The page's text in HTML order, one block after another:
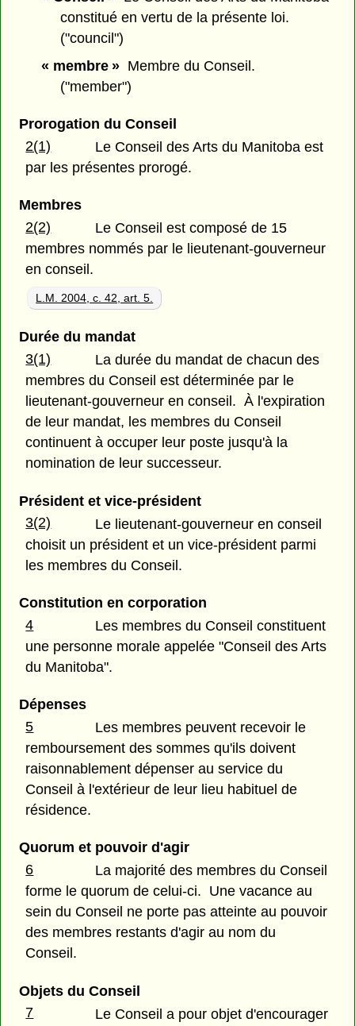
constitué en vertu de la présente loi.
("council")
« membre »Membre du Conseil.
("member")
Prorogation du Conseil
2(1)
Le Conseil des Arts du Manitoba est
par les présentes prorogé.
Membres
2(2)
Le Conseil est composé de 15
membres nommés par le lieutenant-gouverneur
en conseil.
L.M. 2004, c. 42, art. 5.
Durée du mandat
3(1)
La durée du mandat de chacun des
membres du Conseil est déterminée par le
lieutenant-gouverneur en conseil. À l'expiration
de leur mandat, les membres du Conseil
continuent à occuper leur poste jusqu'à la
nomination de leur successeur.
Président et vice-président
3(2)
Le lieutenant-gouverneur en conseil
choisit un président et un vice-président parmi
les membres du Conseil.
Constitution en corporation
4
Les membres du Conseil constituent
une personne morale appelée "Conseil des Arts
du Manitoba".
Dépenses
5
Les membres peuvent recevoir le
remboursement des sommes qu'ils doivent
raisonnablement dépenser au service du
Conseil à l'extérieur de leur lieu habituel de
résidence.
Quorum et pouvoir d'agir
6
La majorité des membres du Conseil
forme le quorum de celui-ci. Une vacance au
sein du Conseil ne porte pas atteinte au pouvoir
des membres restants d'agir au nom du
Conseil.
Objets du Conseil
7
Le Conseil a pour objet d'encourager